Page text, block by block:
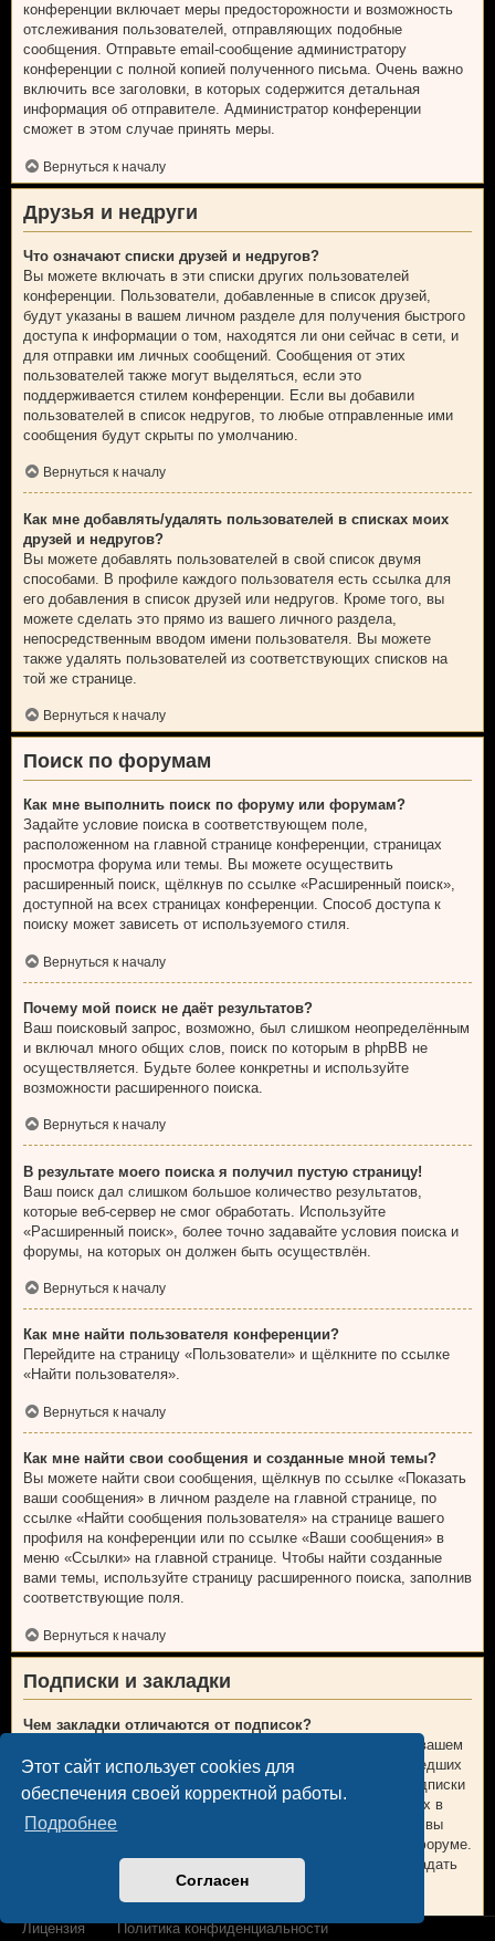
Этот сайт использует cookies для
обеспечения своей корректной работы.
Подробнее
Согласен
конференции включает меры предосторожности и возможность
отслеживания пользователей, отправляющих подобные
сообщения. Отправьте email-сообщение администратору
конференции с полной копией полученного письма. Очень важно
включить все заголовки, в которых содержится детальная
информация об отправителе. Администратор конференции
сможет в этом случае принять меры.
Вернуться к началу
Друзья и недруги
Что означают списки друзей и недругов?
Вы можете включать в эти списки других пользователей
конференции. Пользователи, добавленные в список друзей,
будут указаны в вашем личном разделе для получения быстрого
доступа к информации о том, находятся ли они сейчас в сети, и
для отправки им личных сообщений. Сообщения от этих
пользователей также могут выделяться, если это
поддерживается стилем конференции. Если вы добавили
пользователей в список недругов, то любые отправленные ими
сообщения будут скрыты по умолчанию.
Вернуться к началу
Как мне добавлять/удалять пользователей в списках моих
друзей и недругов?
Вы можете добавлять пользователей в свой список двумя
способами. В профиле каждого пользователя есть ссылка для
его добавления в список друзей или недругов. Кроме того, вы
можете сделать это прямо из вашего личного раздела,
непосредственным вводом имени пользователя. Вы можете
также удалять пользователей из соответствующих списков на
той же странице.
Вернуться к началу
Поиск по форумам
Как мне выполнить поиск по форуму или форумам?
Задайте условие поиска в соответствующем поле,
расположенном на главной странице конференции, страницах
просмотра форума или темы. Вы можете осуществить
расширенный поиск, щёлкнув по ссылке «Расширенный поиск»,
доступной на всех страницах конференции. Способ доступа к
поиску может зависеть от используемого стиля.
Вернуться к началу
Почему мой поиск не даёт результатов?
Ваш поисковый запрос, возможно, был слишком неопределённым
и включал много общих слов, поиск по которым в phpBB не
осуществляется. Будьте более конкретны и используйте
возможности расширенного поиска.
Вернуться к началу
В результате моего поиска я получил пустую страницу!
Ваш поиск дал слишком большое количество результатов,
которые веб-сервер не смог обработать. Используйте
«Расширенный поиск», более точно задавайте условия поиска и
форумы, на которых он должен быть осуществлён.
Вернуться к началу
Как мне найти пользователя конференции?
Перейдите на страницу «Пользователи» и щёлкните по ссылке
«Найти пользователя».
Вернуться к началу
Как мне найти свои сообщения и созданные мной темы?
Вы можете найти свои сообщения, щёлкнув по ссылке «Показать
ваши сообщения» в личном разделе на главной странице, по
ссылке «Найти сообщения пользователя» на странице вашего
профиля на конференции или по ссылке «Ваши сообщения» в
меню «Ссылки» на главной странице. Чтобы найти созданные
вами темы, используйте страницу расширенного поиска, заполнив
соответствующие поля.
Вернуться к началу
Подписки и закладки
Чем закладки отличаются от подписок?
В phpBB 3.0 закладки были больше похожи на закладки в вашем
веб-браузере. Вы не получали предупреждений о произошедших
изменениях. В phpBB 3.1 закладки больше напоминают подписки
на темы. Вы можете получать уведомления об обновлениях в
теме, находящейся у вас в закладках. В случае подписки, вы
будете получать уведомления об изменениях в теме или форуме.
Настройки уведомлений для закладок и подписок можно задать
на вкладке «Личные настройки» личного раздела.
Вернуться к началу
Лицензия Политика конфиденциальности